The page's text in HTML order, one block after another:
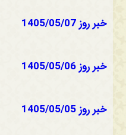
خبر روز 1405/05/07
خبر روز 1405/05/06
خبر روز 1405/05/05